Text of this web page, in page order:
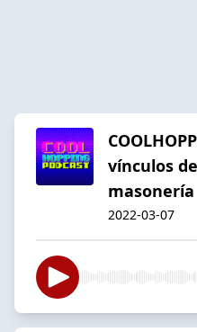
vínculos
masonería
2022-03-07